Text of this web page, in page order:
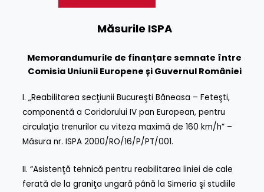
Măsurile ISPA
Memorandumurile de finanțare semnate între
Comisia Uniunii Europene și Guvernul României
I.„Reabilitarea secţiunii Bucureşti Băneasa – Feteşti,
componentă a Coridorului IV pan European, pentru
circulaţia trenurilor cu viteza maximă de 160 km/h” –
Măsura nr. ISPA 2000/RO/16/P/PT/001.
II.“Asistenţă tehnică pentru reabilitarea liniei de cale
ferată de la graniţa ungară până la Simeria şi studiile